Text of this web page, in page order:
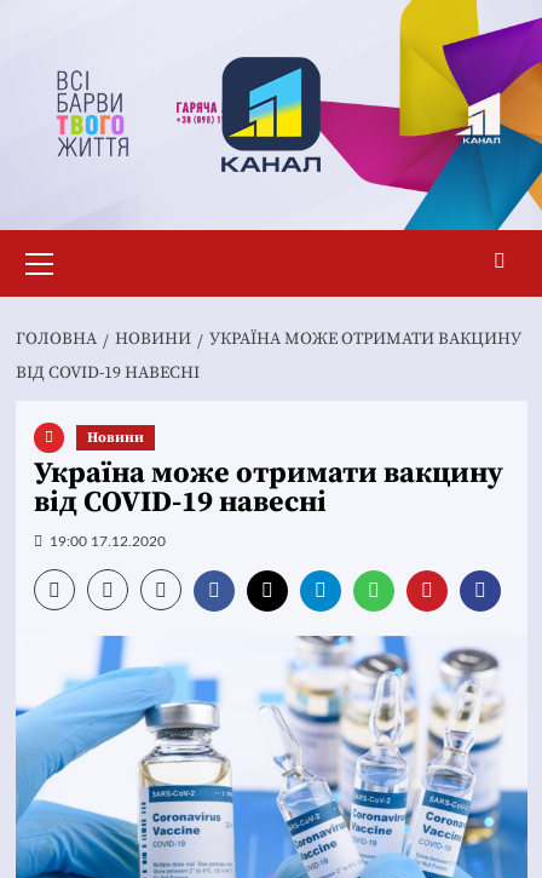
вмісту
меню
ГОЛОВНА НОВИНИ
УКРАЇНА МОЖЕ ОТРИМАТИ ВАКЦИНУ
ВІД COVID-19 НАВЕСНІ
Новини
Україна може отримати вакцину
від COVID-19 навесні
19:00 17.12.2020